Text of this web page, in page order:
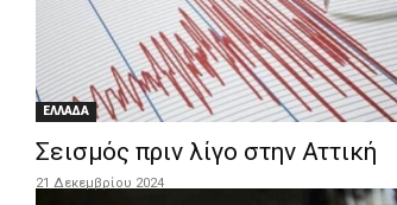
ΕΛΛΑΔΑ
Σεισμός πριν λίγο στην Αττική
21 Δεκεμβρίου 2024